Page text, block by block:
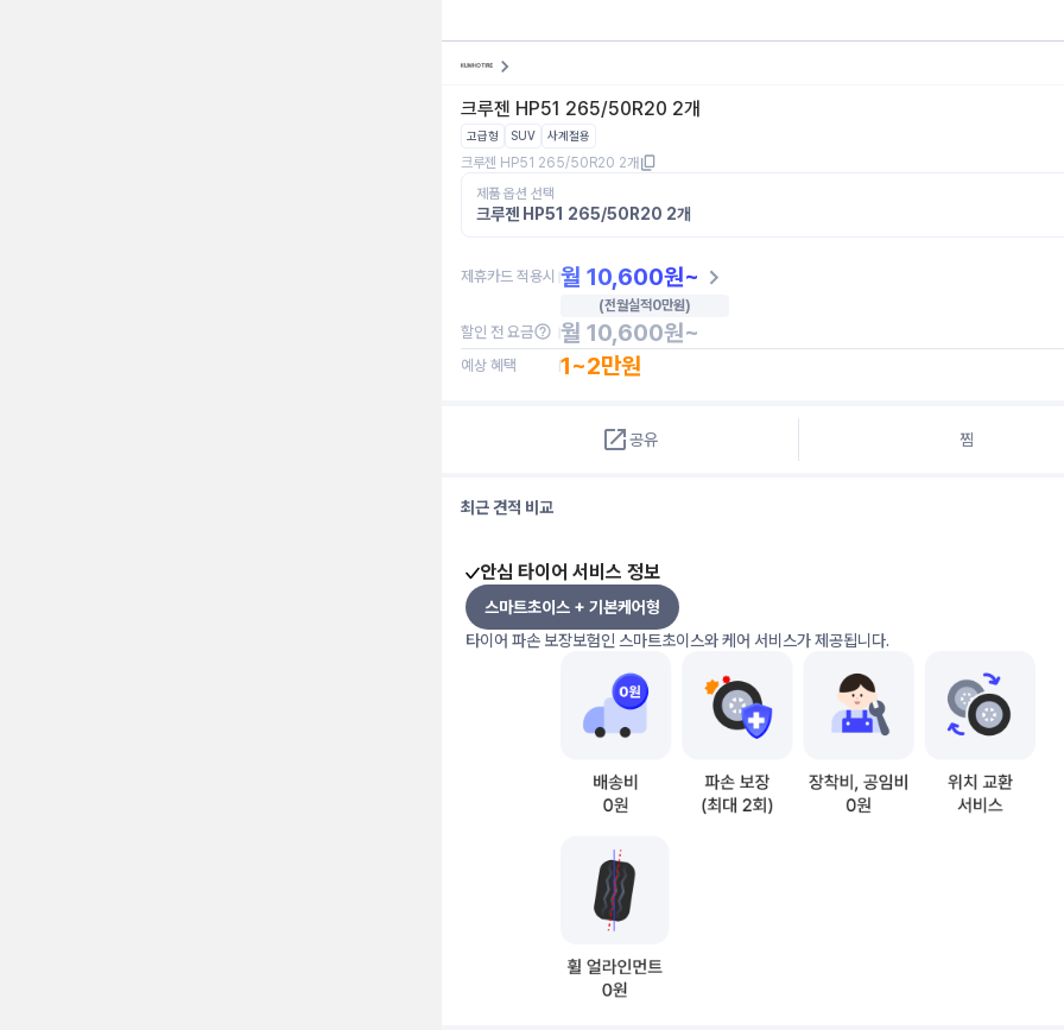
크루젠 HP51 265/50R20 2개
고급형 SUV 사계절용
크루젠 HP51 265/50R20 2개
제품 옵션 선택
크루젠 HP51 265/50R20 2개
제휴카드 적용시 월 10,600원~
(전월실적0만원)
할인 전 요금 월 10,600원~
예상 혜택 1~2만원
공유 찜
최근 견적 비교
안심 타이어 서비스 정보
스마트초이스 + 기본케어형
타이어 파손 보장보험인 스마트초이스와 케어 서비스가 제공됩니다.